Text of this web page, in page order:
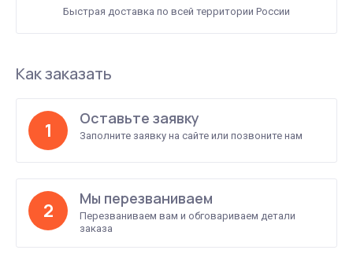
Быстрая доставка по всей территории России
Как заказать
1
Оставьте заявку
Заполните заявку на сайте или позвоните нам
2
Мы перезваниваем
Перезваниваем вам и обговариваем детали
заказа